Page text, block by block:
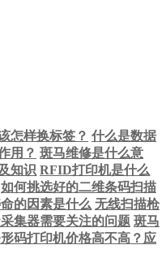
怎样换标签？ 什么是数据
？ 斑马维修是什么意
知识 RFID打印机是什么
如何挑选好的二维条码扫描
的因素是什么 无线扫描枪
集器需要关注的问题 斑马
码打印机价格高不高？应